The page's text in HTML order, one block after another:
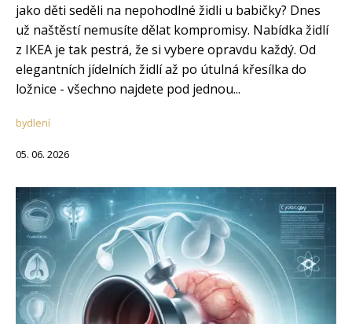
jako děti seděli na nepohodlné židli u babičky? Dnes
už naštěstí nemusíte dělat kompromisy. Nabídka židlí
z IKEA je tak pestrá, že si vybere opravdu každý. Od
elegantních jídelních židlí až po útulná křesílka do
ložnice - všechno najdete pod jednou...
bydlení
05. 06. 2026